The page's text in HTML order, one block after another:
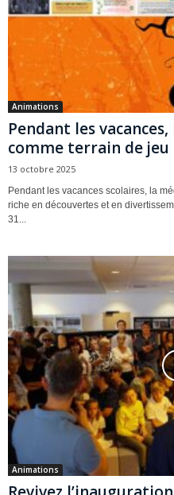
Animations
Pendant les
comme terrain de jeu
13 octobre 2025
Pendant les vacances scolaires, la
riche en découvertes et en
31...
Animations